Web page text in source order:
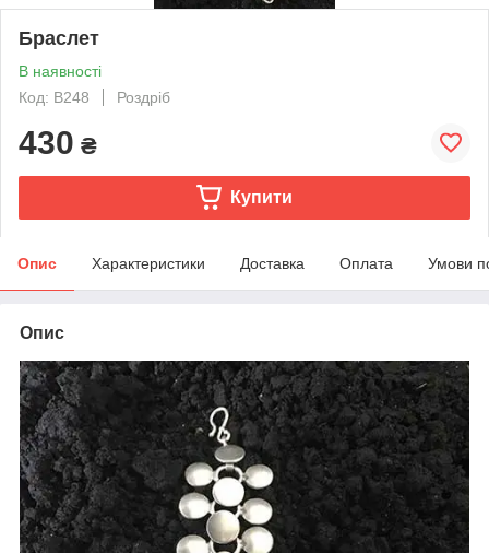
Браслет
В наявності
Код: В248
Роздріб
430 ₴
Купити
Опис Характеристики Доставка Оплата Умови
Опис